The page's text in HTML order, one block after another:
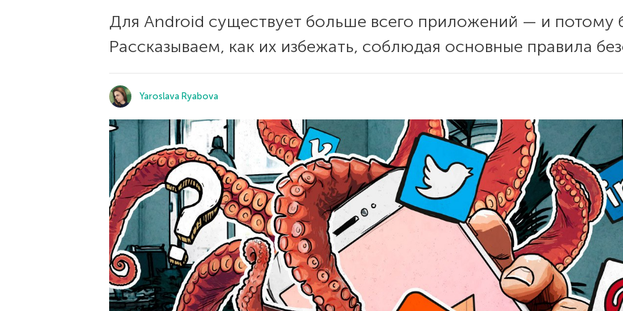
Для Android существует больше всего приложений — и потому
Рассказываем, как их избежать, соблюдая основные правила
Yaroslava Ryabova